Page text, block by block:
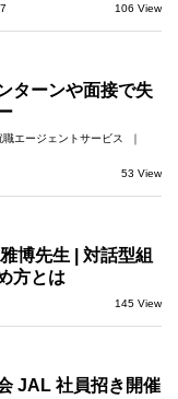
106 View
ターンや面接で失
エージェントサービス ｜
53 View
博先生 | 対話型組
方とは
145 View
JAL 社員招き開催